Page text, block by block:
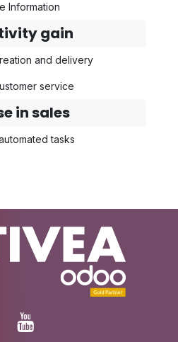
Information
gain
and delivery
service
in sales
tasks